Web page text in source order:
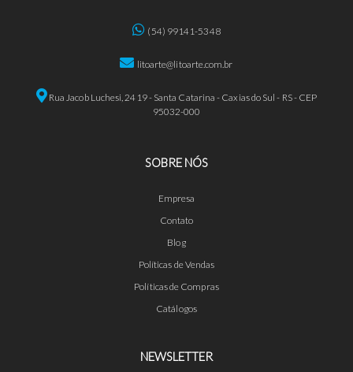
(54) 99141-5348
litoarte@litoarte.com.br
Rua Jacob Luchesi, 2419 - Santa Catarina - Caxias do Sul - RS - CEP
95032-000
SOBRE NÓS
Empresa
Contato
Blog
Políticas de Vendas
Políticas de Compras
Catálogos
NEWSLETTER